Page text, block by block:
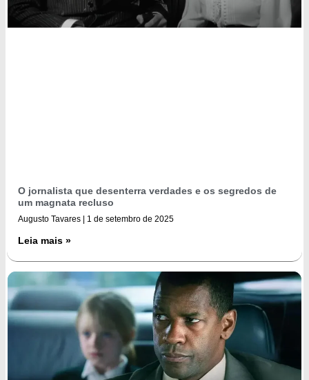
O jornalista que desenterra verdades e os segredos de
um magnata recluso
Augusto Tavares 1 de setembro de 2025
Leia mais »